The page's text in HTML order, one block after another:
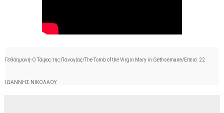
Γεθσημανή-Ο Τάφος της Παναγίας/The Tomb of the Virgin Mary in Gethsemane/Επεισ. 22
ΙΩΑΝΝΗΣ ΝΙΚΟΛΑΟΥ